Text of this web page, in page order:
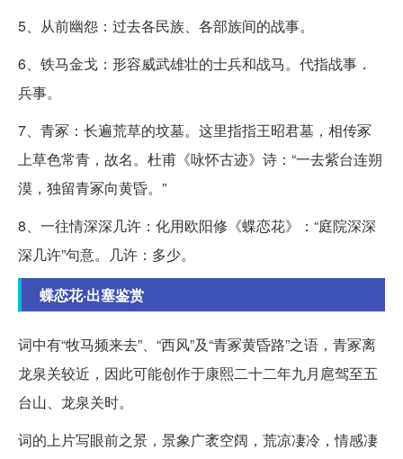
5、从前幽怨：过去各民族、各部族间的战事。
6、铁马金戈：形容威武雄壮的士兵和战马。代指战事．
兵事。
7、青冢：长遍荒草的坟墓。这里指指王昭君墓，相传冢
上草色常青，故名。杜甫《咏怀古迹》诗：“一去紫台连朔
漠，独留青冢向黄昏。”
8、一往情深深几许：化用欧阳修《蝶恋花》：“庭院深深
深几许”句意。几许：多少。
蝶恋花·出塞鉴赏
词中有“牧马频来去”、“西风”及“青冢黄昏路”之语，青冢离
龙泉关较近，因此可能创作于康熙二十二年九月扈驾至五
台山、龙泉关时。
词的上片写眼前之景，景象广袤空阔，荒凉凄冷，情感凄